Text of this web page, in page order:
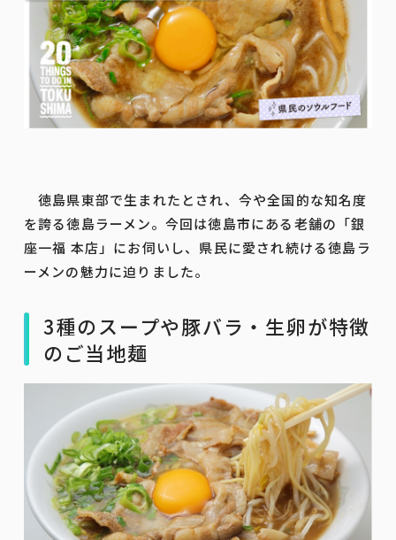
徳島県東部で生まれたとされ、今や全国的な知名度
を誇る徳島ラーメン。今回は徳島市にある老舗の「銀
座一福 本店」にお伺いし、県民に愛され続ける徳島ラ
ーメンの魅力に迫りました。
3種のスープや豚バラ・生卵が特徴
のご当地麺